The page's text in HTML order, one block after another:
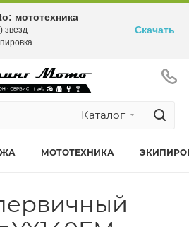
Каталог
МОТОТЕХНИКА
мототехника
звезд
Скачать